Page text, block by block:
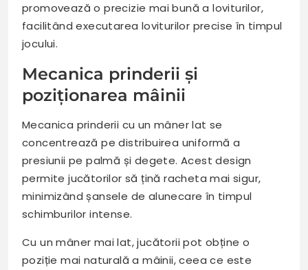
promovează o precizie mai bună a loviturilor,
facilitând executarea loviturilor precise în timpul
jocului.
Mecanica prinderii și
poziționarea mâinii
Mecanica prinderii cu un mâner lat se
concentrează pe distribuirea uniformă a
presiunii pe palmă și degete. Acest design
permite jucătorilor să țină racheta mai sigur,
minimizând șansele de alunecare în timpul
schimburilor intense.
Cu un mâner mai lat, jucătorii pot obține o
poziție mai naturală a mâinii, ceea ce este